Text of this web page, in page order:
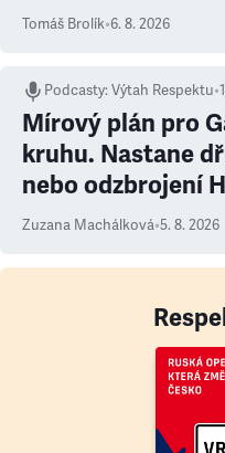
Tomáš Brolík•6. 8. 2026
Podcasty:Výtah Respektu•
Mírový plán pro
kruhu. Nastane
nebo odzbrojení
Zuzana Machálková•5. 8. 2026